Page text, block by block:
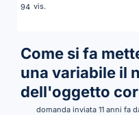
94 vis.
Come si fa
una variabile il
dell'oggetto
domanda inviata 11 anni fa